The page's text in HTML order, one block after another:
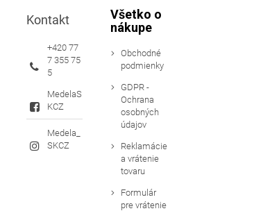
Kontakt
+420 77
7 355 75
5
MedelaS
KCZ
Medela_
SKCZ
Všetko o
nákupe
Obchodné
podmienky
GDPR -
Ochrana
osobných
údajov
Reklamácie
a vrátenie
tovaru
Formulár
pre vrátenie